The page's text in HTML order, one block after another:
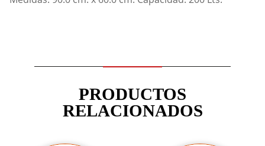
PRODUCTOS
RELACIONADOS